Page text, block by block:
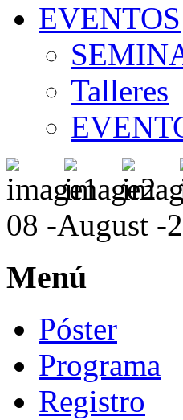
EVENTOS
Talleres
08 -August -
Menú
Póster
Programa
Registro